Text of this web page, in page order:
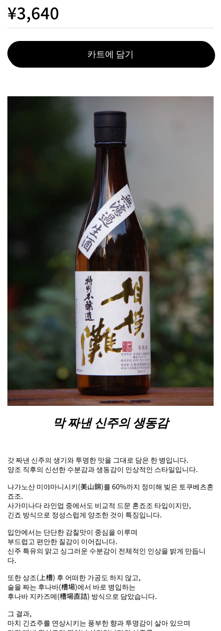
¥3,640
카트에 담기
막 짜낸 신주의 생동감
갓 짜낸 신주의 생기와 투명한 맛을 그대로 담은 한 병입니다.
양조 직후의 신선한 수분감과 생동감이 인상적인 스타일입니다.
나가노산 미야마니시키(美山錦)를 60%까지 정미해 빚은 토쿠베츠혼
죠조.
사가미나다 라인업 중에서도 비교적 드문 혼죠조 타입이지만,
긴죠 방식으로 정성스럽게 양조한 것이 특징입니다.
입안에서는 단단한 감칠맛이 중심을 이루며
부드럽고 편안한 질감이 이어집니다.
신주 특유의 맑고 싱그러운 수분감이 전체적인 인상을 밝게 만듭니
다.
또한 상조(上槽) 후 어떠한 가공도 하지 않고,
술을 짜는 후나바(槽場)에서 바로 병입하는
후나바 지카즈메(槽場直詰) 방식으로 담았습니다.
그 결과,
마치 긴죠주를 연상시키는 풍부한 향과 투명감이 살아 있으며